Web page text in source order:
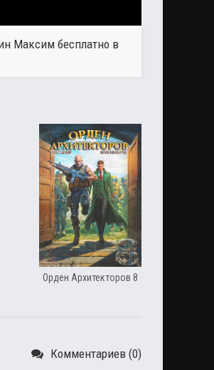
Максим бесплатно в
Орден Архитекторов 8
Комментариев (0)